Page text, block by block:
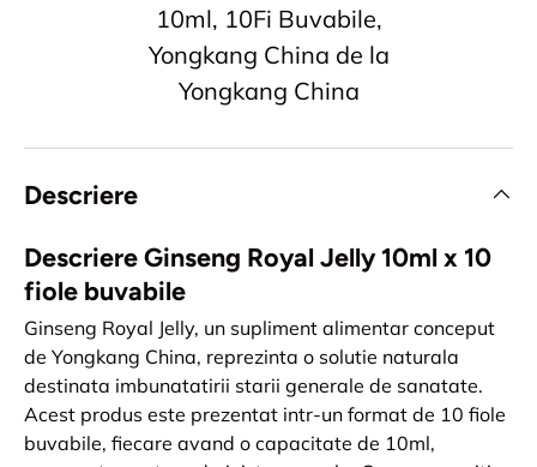
10ml, 10Fi Buvabile,
Yongkang China de la
Yongkang China
Descriere
Descriere Ginseng Royal Jelly 10ml x 10
fiole buvabile
Ginseng Royal Jelly, un supliment alimentar conceput
de Yongkang China, reprezinta o solutie naturala
destinata imbunatatirii starii generale de sanatate.
Acest produs este prezentat intr-un format de 10 fiole
buvabile, fiecare avand o capacitate de 10ml,